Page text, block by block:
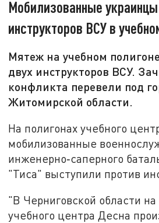
Мобилизованные
инструкторов ВСУ в
Мятеж на учебном
двух инструкторов ВСУ.
конфликта перевели под
Житомирской области.
На полигонах учебного
мобилизованные
инженерно‑саперного
"Тиса" выступили против
"В Черниговской области на
учебного центра Десна